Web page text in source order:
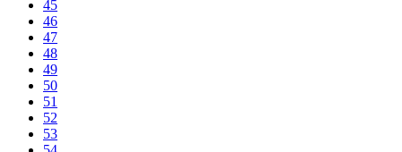
45
46
47
48
49
50
51
52
53